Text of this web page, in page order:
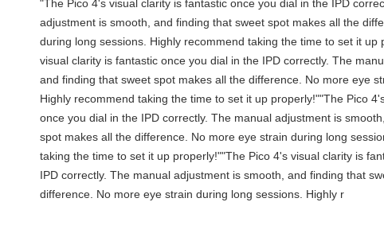
"The Pico 4's visual clarity is fantastic once you dial in the IPD
adjustment is smooth, and finding that sweet spot makes all the
during long sessions. Highly recommend taking the time to set it up
visual clarity is fantastic once you dial in the IPD correctly. The
and finding that sweet spot makes all the difference. No more eye
Highly recommend taking the time to set it up properly!""The Pico
once you dial in the IPD correctly. The manual adjustment is
spot makes all the difference. No more eye strain during long
taking the time to set it up properly!""The Pico 4's visual clarity is
IPD correctly. The manual adjustment is smooth, and finding that
difference. No more eye strain during long sessions. Highly r